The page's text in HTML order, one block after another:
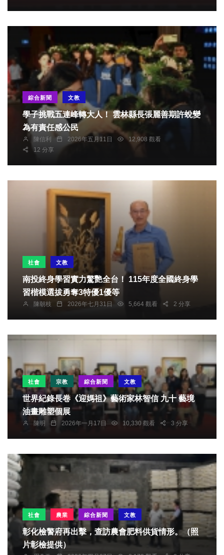
綜合新聞 文教
學子挑戰五連峰轉大人！ 雲林縣長張麗善期許蛻變
為有責任感公民
陳信利 2026年五月11日
12,908 觀看
12 分享
社會 文教
南投終身學習實力驚艷全台！ 115年度全國終身學
習楷模選拔勇奪3特優1優等
陳朝枝 2026年七月31日 5,664 觀看 2 分享
社會 宗教 綜合新聞 文教
世界紀錄長卷《迎媽祖》藝術家林智信 九十 藝境
油畫雕塑個展
陳明 2026年一月17日 10,330 觀看 3 分享
社會 農業 綜合新聞 文教
彰化檢警府再出擊，查訪農會肥料供貨情形。（照
片彰檢提供）